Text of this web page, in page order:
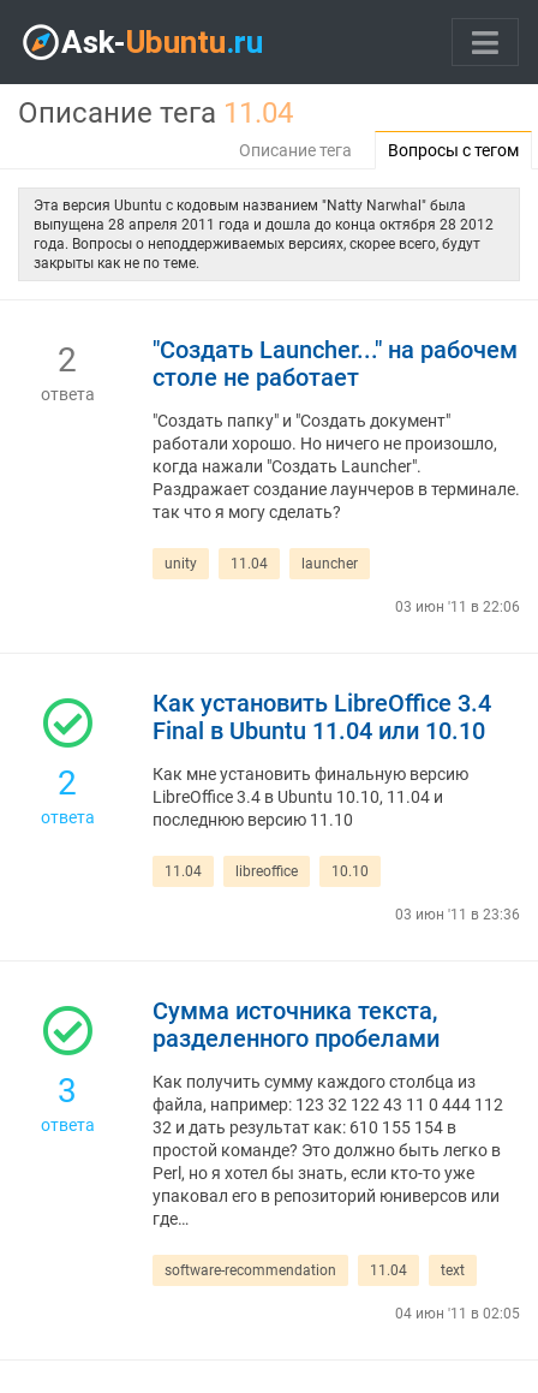
Описание тега 11.04
Описание тега Вопросы с тегом
Эта версия Ubuntu с кодовым названием "Natty Narwhal" была
выпущена 28 апреля 2011 года и дошла до конца октября 28 2012
года. Вопросы о неподдерживаемых версиях, скорее всего, будут
закрыты как не по теме.
2
ответа
"Создать Launcher..." на рабочем
столе не работает
"Создать папку" и "Создать документ"
работали хорошо. Но ничего не произошло,
когда нажали "Создать Launcher".
Раздражает создание лаунчеров в терминале.
так что я могу сделать?
unity 11.04 launcher
03 июн '11 в 22:06
2
ответа
Как установить LibreOffice 3.4
Final в Ubuntu 11.04 или 10.10
Как мне установить финальную версию
LibreOffice 3.4 в Ubuntu 10.10, 11.04 и
последнюю версию 11.10
11.04 libreoffice 10.10
03 июн '11 в 23:36
3
ответа
Сумма источника текста,
разделенного пробелами
Как получить сумму каждого столбца из
файла, например: 123 32 122 43 11 0 444 112
32 и дать результат как: 610 155 154 в
простой команде? Это должно быть легко в
Perl, но я хотел бы знать, если кто-то уже
упаковал его в репозиторий юниверсов или
где…
software-recommendation 11.04 text
04 июн '11 в 02:05